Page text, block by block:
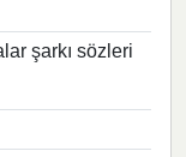
şarkı sözleri